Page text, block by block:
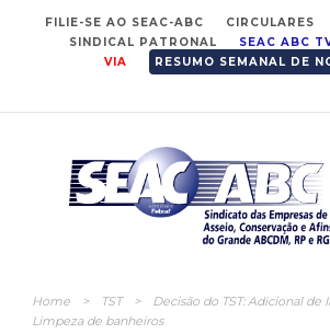
FILIE-SE AO SEAC-ABC CIRCULARES
SINDICAL PATRONAL
SEAC ABC
VIA
RESUMO SEMANAL DE
Home > TST >
Decisão do TST: Adicional de
Limpeza de banheiros